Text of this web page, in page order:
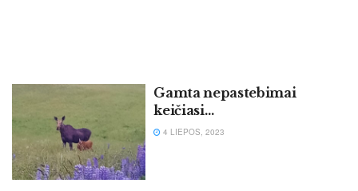
Gamta nepastebimai
keičiasi…
4 LIEPOS, 2023